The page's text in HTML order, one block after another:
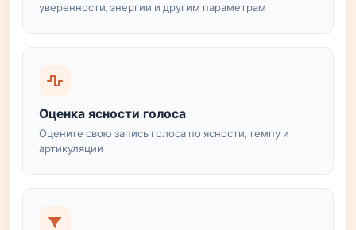
уверенности, энергии и другим параметрам
Оценка ясности голоса
Оцените свою запись голоса по ясности, темпу и
артикуляции